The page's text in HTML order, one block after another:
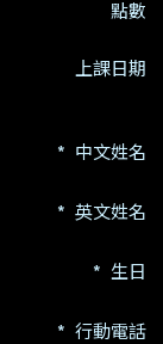
點數
上課日期
中文姓名
英文姓名
生日
行動電話